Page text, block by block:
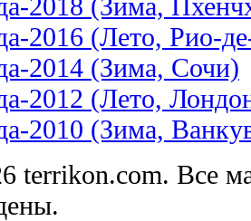
2016 (Лето, Рио-
2014 (Зима, Сочи)
2012 (Лето,
2010 (Зима,
terrikon.com. Все